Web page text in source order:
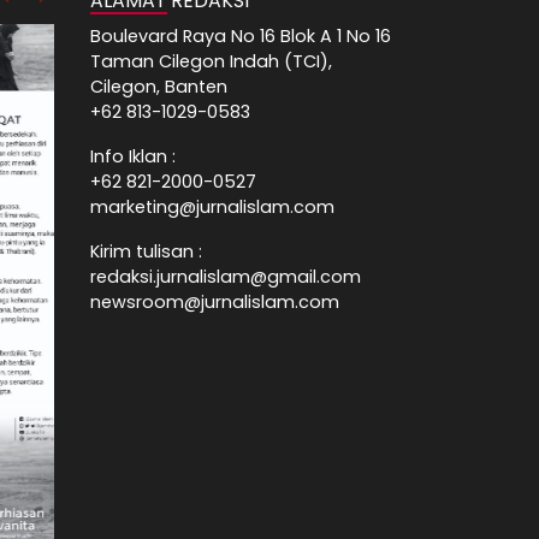
Boulevard Raya No 16 Blok A 1 No 16
Taman Cilegon Indah (TCI),
Cilegon, Banten
+62 813-1029-0583
Info Iklan :
+62 821-2000-0527
marketing@jurnalislam.com
Kirim tulisan :
redaksi.jurnalislam@gmail.com
newsroom@jurnalislam.com